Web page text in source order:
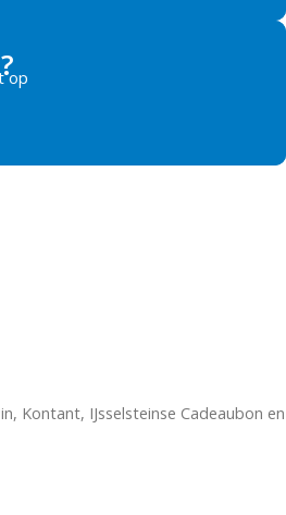
op
Kontant, IJsselsteinse Cadeaubon en